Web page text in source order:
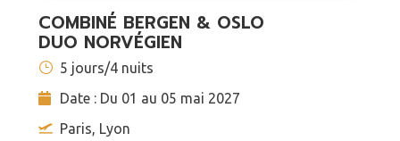
COMBINÉ BERGEN & OSLO
DUO NORVÉGIEN
5 jours/4 nuits
Date : Du 01 au 05 mai 2027
Paris, Lyon